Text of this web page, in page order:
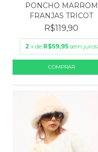
PONCHO MARROM
FRANJAS TRICOT
R$119,90
2 x de R$59,95 sem juros